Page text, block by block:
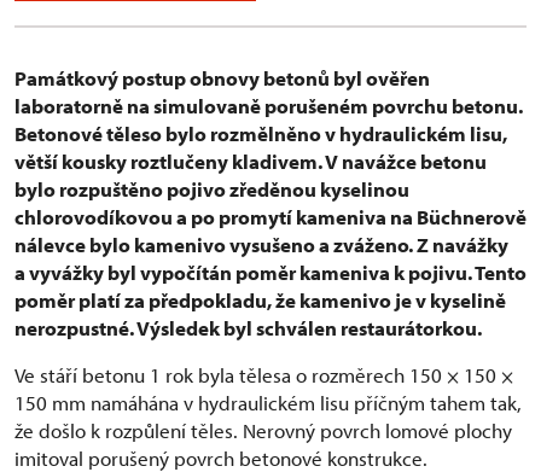
Památkový postup obnovy betonů byl ověřen
laboratorně na simulovaně porušeném povrchu betonu.
Betonové těleso bylo rozmělněno v hydraulickém lisu,
větší kousky roztlučeny kladivem. V navážce betonu
bylo rozpuštěno pojivo zředěnou kyselinou
chlorovodíkovou a po promytí kameniva na Büchnerově
nálevce bylo kamenivo vysušeno a zváženo. Z navážky
a vyvážky byl vypočítán poměr kameniva k pojivu. Tento
poměr platí za předpokladu, že kamenivo je v kyselině
nerozpustné. Výsledek byl schválen restaurátorkou.
Ve stáří betonu 1 rok byla tělesa o rozměrech 150 × 150 ×
150 mm namáhána v hydraulickém lisu příčným tahem tak,
že došlo k rozpůlení těles. Nerovný povrch lomové plochy
imitoval porušený povrch betonové konstrukce.